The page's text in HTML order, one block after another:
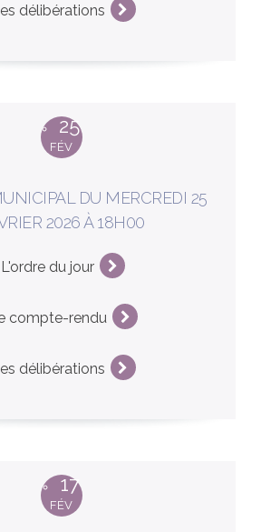
délibérations
25
FÉV
DU MERCREDI 25
2026 À 18H00
L'ordre du jour
compte-rendu
délibérations
17
FÉV